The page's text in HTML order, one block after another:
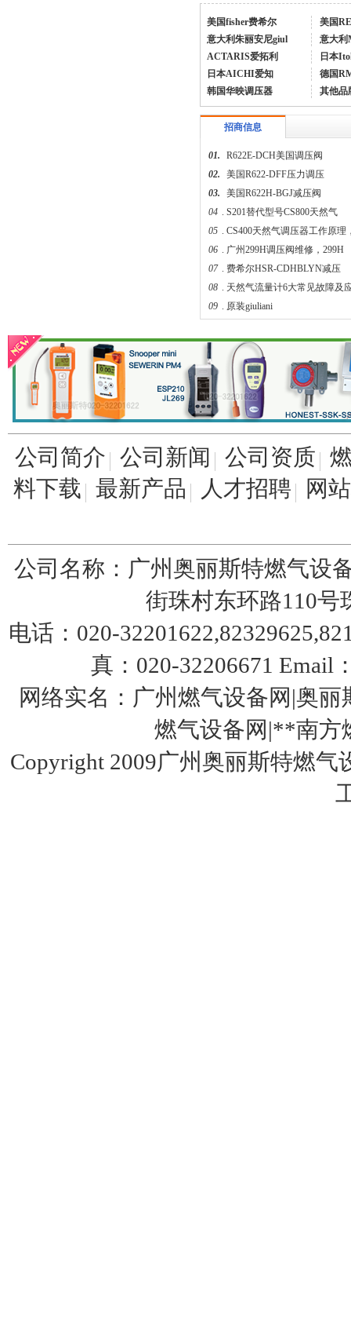
美国fisher费希尔133HP调压器
美国fisher费希尔630调压器
美国fisher费希尔
美国
意大利朱丽安尼giul
意大利
ACTARIS爱拓利
日本
日本AICHI爱知
德国
韩国华映调压器
其他品
招商信息
01.
R622E-DCH美国调压阀
02.
美国R622-DFF压力调压
03.
美国R622H-BGJ减压阀
04 . S201替代型号CS800天然气
05 . CS400天然气调压器工作原理
06 . 广州299H调压阀维修，299H
07 . 费希尔HSR-CDHBLYN减压
08 . 天然气流量计6大常见故障及
09 . 原装giuliani
公司简介 公司新闻 公司资质
料下载 最新产品 人才招聘 网
公司名称：广州奥丽斯特燃气设
街珠村东环路110号
电话：020-
真：020-32206671 Email
网络实名：广州燃气设备网|奥
燃气设备网|**南方
Copyright 2009广州奥丽斯特燃气